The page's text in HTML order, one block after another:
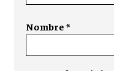
Nombre*